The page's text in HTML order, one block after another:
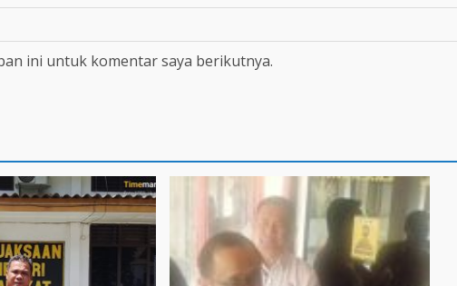
ini untuk komentar saya berikutnya.